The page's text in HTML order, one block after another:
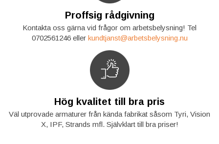
Proffsig rådgivning
Kontakta oss gärna vid frågor om arbetsbelysning! Tel
0702561246 eller kundtjanst@arbetsbelysning.nu
Hög kvalitet till bra pris
Väl utprovade armaturer från kända fabrikat såsom Tyri, Vision
X, IPF, Strands mfl. Självklart till bra priser!